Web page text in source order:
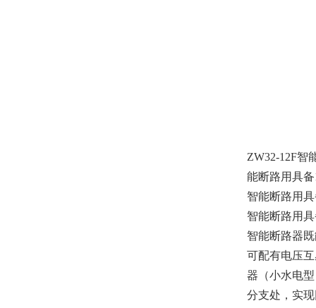
ZW32-12F智
能断路用具
智能断路用
智能断路用
智能断路器
可配有电压
器（小水电
分支处，实